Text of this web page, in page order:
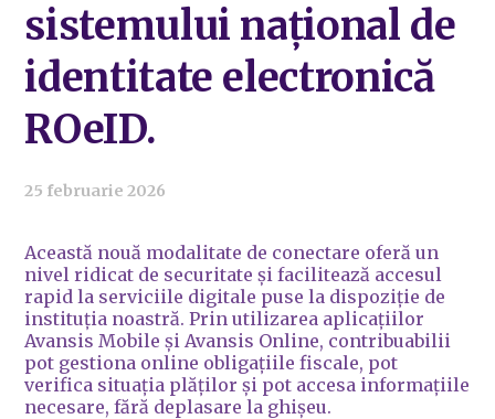
sistemului național de
identitate electronică
ROeID.
25 februarie 2026
Această nouă modalitate de conectare oferă un
nivel ridicat de securitate și facilitează accesul
rapid la serviciile digitale puse la dispoziție de
instituția noastră. Prin utilizarea aplicațiilor
Avansis Mobile și Avansis Online, contribuabilii
pot gestiona online obligațiile fiscale, pot
verifica situația plăților și pot accesa informațiile
necesare, fără deplasare la ghișeu.